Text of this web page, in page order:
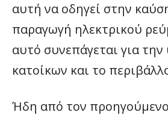
αυτή να οδηγεί στην
παραγωγή ηλεκτρικού
αυτό συνεπάγεται για την
κατοίκων και το
Ήδη από τον